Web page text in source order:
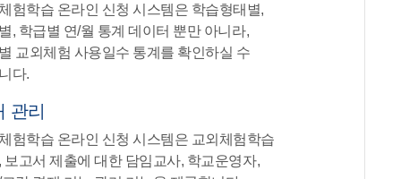
험학습 온라인 신청 시스템은 학습형태별,
, 학급별 연/월 통계 데이터 뿐만 아니라,
교외체험 사용일수 통계를 확인하실 수
다.
관리
험학습 온라인 신청 시스템은 교외체험학습
보고서 제출에 대한 담임교사, 학교운영자,